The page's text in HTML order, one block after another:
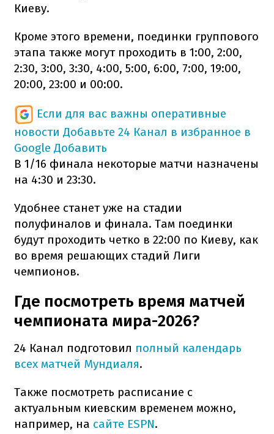
Киеву.
Кроме этого времени, поединки группового
этапа также могут проходить в 1:00, 2:00,
2:30, 3:00, 3:30, 4:00, 5:00, 6:00, 7:00, 19:00,
20:00, 23:00 и 00:00.
Если для вас важны оперативные
новости Добавьте 24 Канал в избранное в
Google Добавить
В 1/16 финала некоторые матчи назначены
на 4:30 и 23:30.
Удобнее станет уже на стадии
полуфиналов и финала. Там поединки
будут проходить четко в 22:00 по Киеву, как
во время решающих стадий Лиги
чемпионов.
Где посмотреть время матчей
чемпионата мира-2026?
24 Канал подготовил полный календарь
всех матчей Мундиаля.
Также посмотреть расписание с
актуальным киевским временем можно,
например, на сайте ESPN.